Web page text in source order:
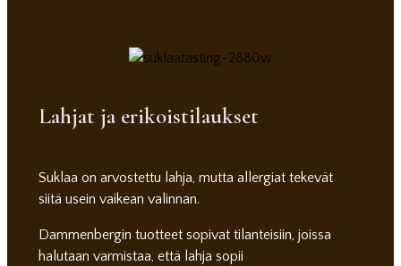
Lahjat ja erikoistilaukset
Suklaa on arvostettu lahja, mutta allergiat tekevät
siitä usein vaikean valinnan.
Dammenbergin tuotteet sopivat tilanteisiin, joissa
halutaan varmistaa, että lahja sopii